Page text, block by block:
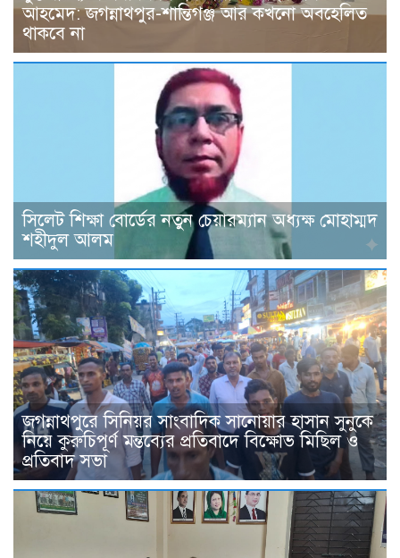
আহমেদ: জগন্নাথপুর-শান্তিগঞ্জ আর কখনো অবহেলিত
থাকবে না
সিলেট শিক্ষা বোর্ডের নতুন চেয়ারম্যান অধ্যক্ষ মোহাম্মদ
শহীদুল আলম
জগন্নাথপুরে সিনিয়র সাংবাদিক সানোয়ার হাসান সুনুকে
নিয়ে কুরুচিপূর্ণ মন্তব্যের প্রতিবাদে বিক্ষোভ মিছিল ও
প্রতিবাদ সভা